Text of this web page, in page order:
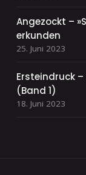
Angezockt –
erkunden
25. Juni 2023
Ersteindruck
(Band 1)
18. Juni 2023